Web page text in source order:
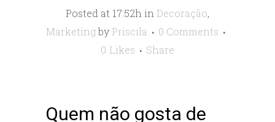
Posted at 17:52h in Decoração,
Marketingby Priscila
0 Comments
0 Likes Share
Quem não gosta de